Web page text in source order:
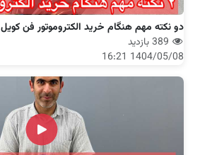
دو نکته مهم هنگام خرید الکتروموتور فن کویل
1404/05/08 16:21